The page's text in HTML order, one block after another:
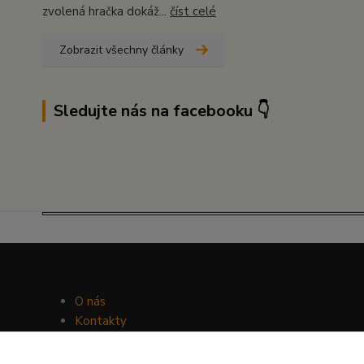
zvolená hračka dokáž... číst celé
Zobrazit všechny články
Sledujte nás na facebooku 👇
O nás
Kontakty